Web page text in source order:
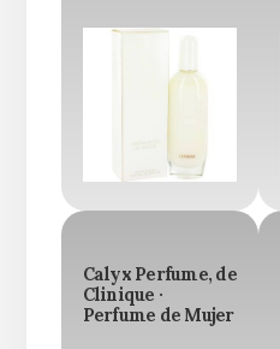
Calyx Perfume, de
Clinique ·
Perfume de Mujer